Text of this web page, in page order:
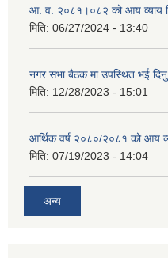
आ. व. २०८१।०८२ को आय व्याय
मिति: 06/27/2024 - 13:40
नगर सभा बैठक मा उपस्थित भई
मिति: 12/28/2023 - 15:01
आर्थिक वर्ष २०८०/२०८१ को आय
मिति: 07/19/2023 - 14:04
अन्य